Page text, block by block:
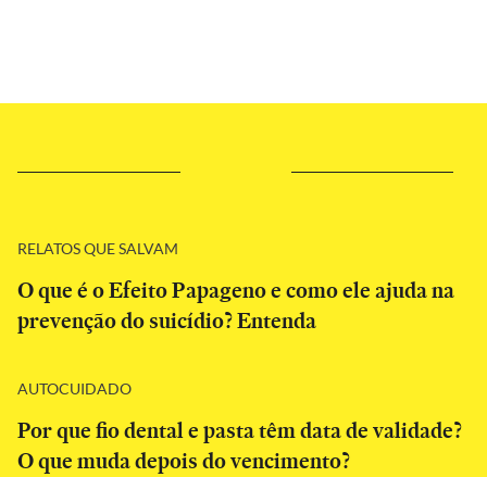
RELATOS QUE SALVAM
O que é o Efeito Papageno e como ele ajuda na
prevenção do suicídio? Entenda
AUTOCUIDADO
Por que fio dental e pasta têm data de validade?
O que muda depois do vencimento?